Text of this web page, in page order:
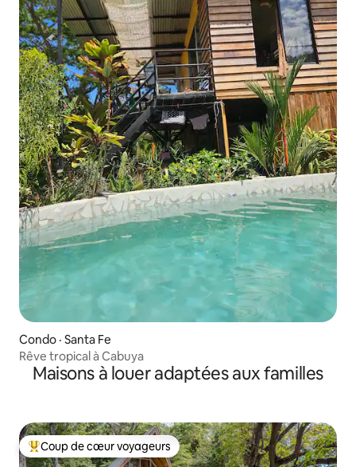
Condo · Santa Fe
Rêve tropical à Cabuya
Maisons à louer adaptées aux familles
Coup de cœur voyageurs parmi les plus aimés
Coup de cœur voyageurs